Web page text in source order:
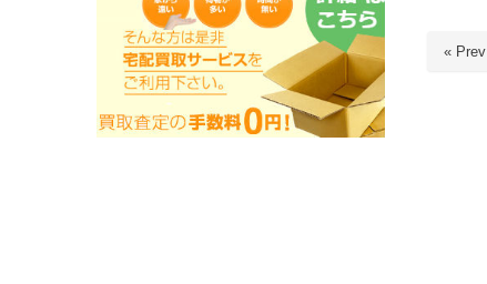
« Prev